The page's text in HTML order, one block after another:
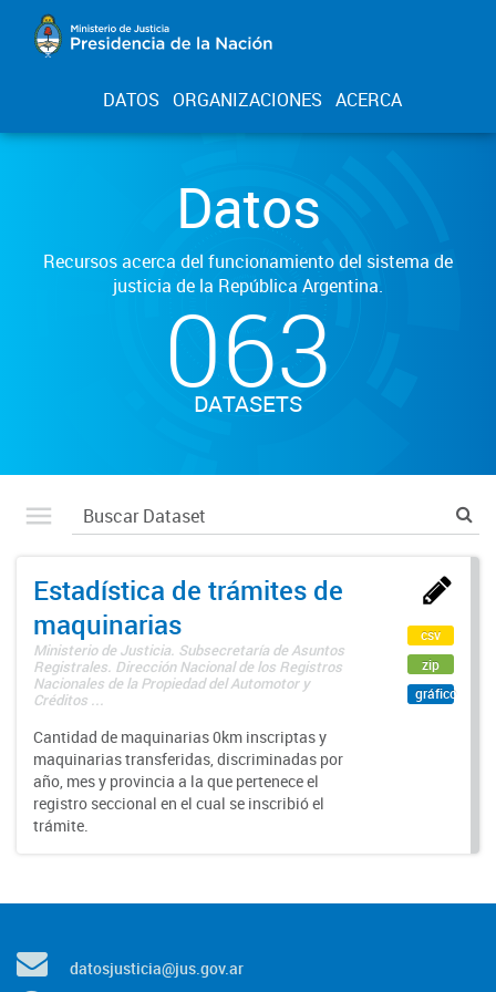
DATOS ORGANIZACIONES ACERCA
Datos
Recursos acerca del funcionamiento del sistema de
justicia de la República Argentina.
063
DATASETS
Estadística de trámites de
maquinarias
Ministerio de Justicia. Subsecretaría de Asuntos
Registrales. Dirección Nacional de los Registros
Nacionales de la Propiedad del Automotor y
Créditos ...
Cantidad de maquinarias 0km inscriptas y
maquinarias transferidas, discriminadas por
año, mes y provincia a la que pertenece el
registro seccional en el cual se inscribió el
trámite.
csv
zip
gráfico
datosjusticia@jus.gov.ar